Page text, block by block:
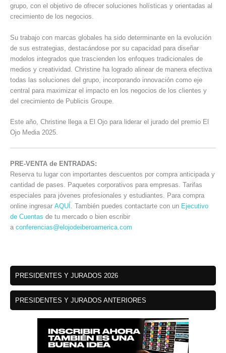
grupo, con el objetivo de ofrecer soluciones holísticas y orientadas al
crecimiento de los negocios.
Su trabajo con marcas globales ha sido determinante en la evolución
de sus estrategias, destacándose por su capacidad para diseñar
modelos integrados que trascienden los enfoques tradicionales de
medios y creatividad. Christine ha logrado alinear de manera efectiva
todas las soluciones del grupo, incorporando innovación como eje
central para maximizar el impacto en los negocios de los clientes y
del crecimiento de Publicis Groupe.
Este año, Christine llega a El Ojo para liderar el jurado del premio El
Ojo Media 2025.
PRE-VENTA de ENTRADAS:
Reserva tu lugar con importantes descuentos por compra anticipada y
cantidad de pases. Paquetes corporativos para empresas. Tarifas
especiales para jóvenes profesionales y estudiantes. Para compra
online ingresar AQUÍ . También puedes contactarte con un Ejecutivo
de Cuentas de tu mercado o bien escribir
a conferencias@elojodeiberoamerica.com
PRESIDENTES Y JURADOS 2026
PRESIDENTES Y JURADOS ANTERIORES